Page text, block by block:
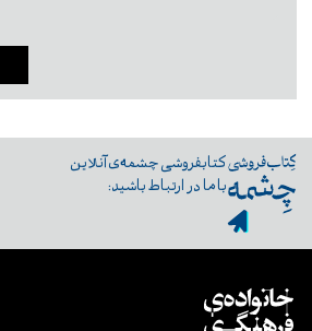
کتابفروشی چشمه‌ی آنلاین
با ما در ارتباط باشید: